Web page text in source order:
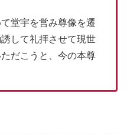
堂宇を営み尊像を遷
して礼拝させて現世
だこうと、今の本尊